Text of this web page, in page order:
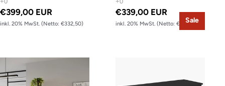
Sale
€399,00 EUR
inkl. 20% MwSt. (Netto: €332,50)
€339,00 EUR
inkl. 20% MwSt. (Netto: €282,50)